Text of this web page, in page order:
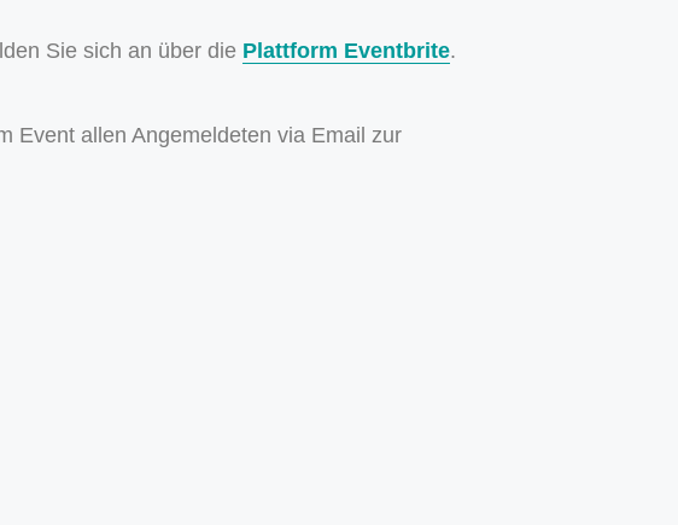
Sie sich an über die Plattform Eventbrite.
Event allen Angemeldeten via Email zur